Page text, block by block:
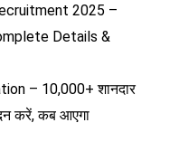
2025 –
Details &
– 10,000+ शानदार
करें, कब आएगा